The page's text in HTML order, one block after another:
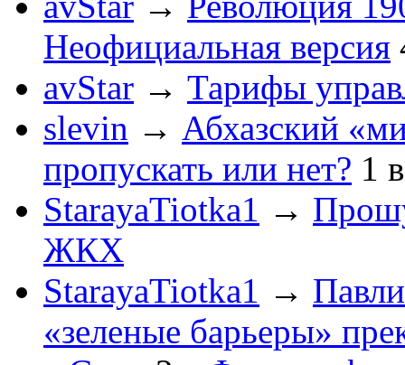
Неофициальная версия
avStar → Тарифы
slevin → Абхазский
пропускать или нет? 1
StarayaTiotka1 →
ЖКХ
StarayaTiotka1 →
«зеленые барьеры»